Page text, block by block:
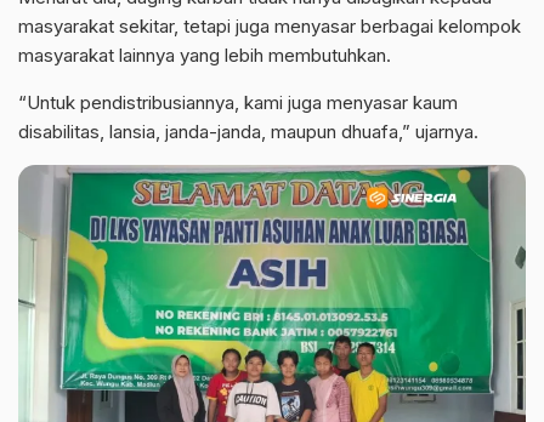
masyarakat sekitar, tetapi juga menyasar berbagai kelompok
masyarakat lainnya yang lebih membutuhkan.
“Untuk pendistribusiannya, kami juga menyasar kaum
disabilitas, lansia, janda-janda, maupun dhuafa,” ujarnya.